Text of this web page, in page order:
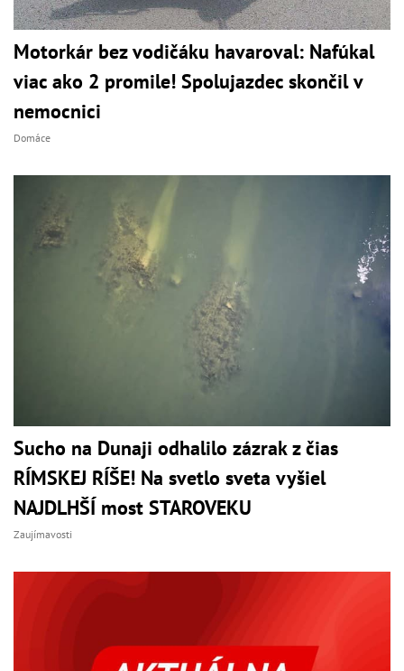
Motorkár bez vodičáku havaroval: Nafúkal
viac ako 2 promile! Spolujazdec skončil v
nemocnici
Domáce
Sucho na Dunaji odhalilo zázrak z čias
RÍMSKEJ RÍŠE! Na svetlo sveta vyšiel
NAJDLHŠÍ most STAROVEKU
Zaujímavosti